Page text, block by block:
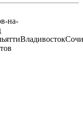
на-
ВладивостокСочи